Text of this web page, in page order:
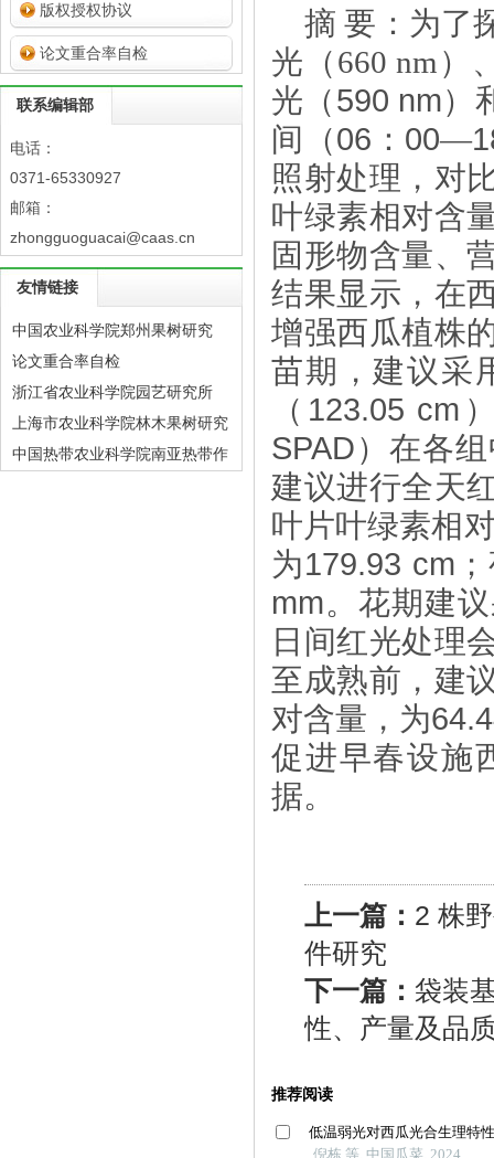
版权授权协议
论文重合率自检
联系编辑部
电话：
0371-65330927
邮箱：
zhongguoguacai@caas.cn
友情链接
中国农业科学院郑州果树研究
论文重合率自检
浙江省农业科学院园艺研究所
上海市农业科学院林木果树研究
中国热带农业科学院南亚热带作
摘 要 ：为
光（660 nm ）
光（590 nm）
间（06：00—
照射处理，对
叶绿素相对含
固形物含量、
结果显示，在
增强西瓜植株
苗期，建议采
（ 123.05 cm
SPAD）在各
建议进行全天
叶片叶绿素相
为179.93 cm
mm。花期建
日间红光处理
至成熟前，建
对含量，为
促进早春设施
据。
上一篇： 2 株
件研究
下一篇： 袋装
性、产量及品